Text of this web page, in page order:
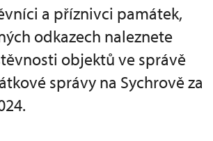
a příznivci památek,
odkazech naleznete
objektů ve správě
správy na Sychrově za